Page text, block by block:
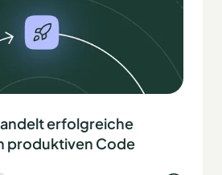
erfolgreiche
produktiven Code